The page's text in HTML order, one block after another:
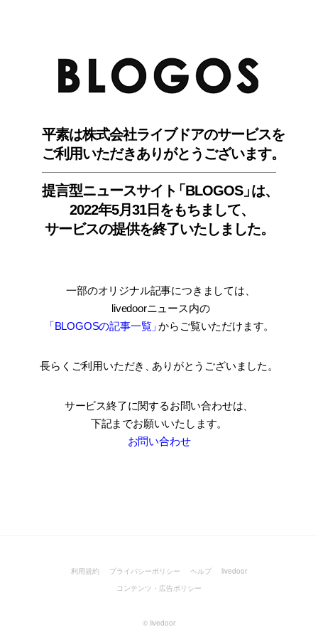
平素は株式会社ライブドアのサービスを
ご利用いただきありがとうございます。
提言型ニュースサイ ト「BLOGOS」は、
2022年5月31日をもちまして、
サービスの提供を終了いたしました。
一部のオリジナル記事につきましては
livedoorニュース内の
「BLOGOSの記事一覧」からご覧いただけます。
長らくご利用いただき ありがとうございました。
サービス終了に関するお問い合わせは、
下記までお願いいたします。
お問い合わせ
利用規約 プライバシーポリシー ヘルプ
livedoor
コンテンツ・広告ポリシー
© livedoor